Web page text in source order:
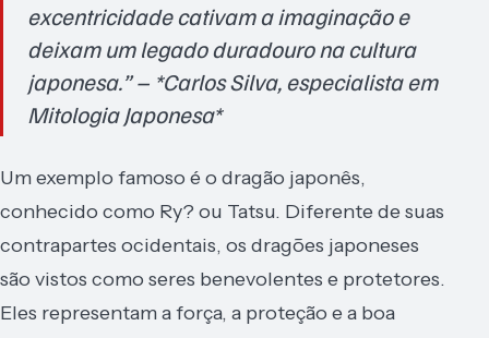
excentricidade cativam a imaginação e
deixam um legado duradouro na cultura
japonesa.” – *Carlos Silva, especialista em
Mitologia Japonesa*
Um exemplo famoso é o dragão japonês,
conhecido como Ry? ou Tatsu. Diferente de suas
contrapartes ocidentais, os dragões japoneses
são vistos como seres benevolentes e protetores.
Eles representam a força, a proteção e a boa